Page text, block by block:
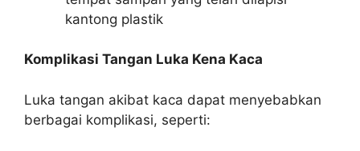
kantong plastik
Komplikasi Tangan Luka Kena Kaca
Luka tangan akibat kaca dapat menyebabkan
berbagai komplikasi, seperti: